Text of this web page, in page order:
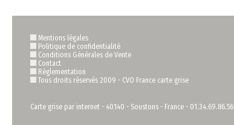
Mentions légales
Politique de confidentialité
Conditions Générales de Vente
Contact
Règlementation
Tous droits réservés 2009 - CVO France carte grise
Carte grise par internet - 40140 - Soustons - France - 01.34.69.86.56